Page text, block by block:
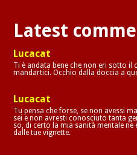
Latest
Lucacat
Ti è andata bene che non eri sotto il
mandartici. Occhio dalla doccia a
Lucacat
Tu pensa che forse, se non avessi
sei e non avresti conosciuto tanta
so, di certo la mia sanità mentale
dalle tue vignette.